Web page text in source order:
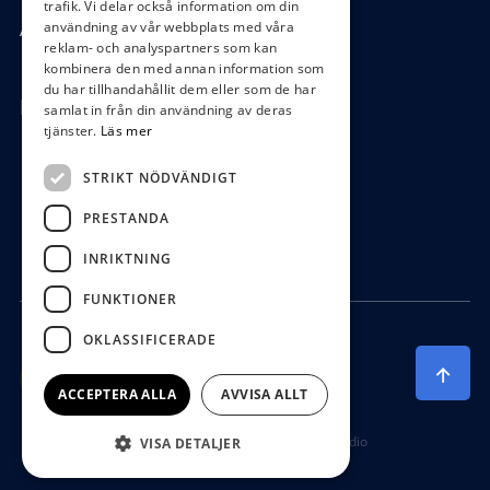
Ångra köp
Hör av dig
0472-104 80
boys@waterboys.se
Ekebogatan 15, 342 30 Alvesta
Producerad av Gota Media Brand Studio
trafik. Vi delar också information om din
användning av vår webbplats med våra
reklam- och analyspartners som kan
kombinera den med annan information som
du har tillhandahållit dem eller som de har
samlat in från din användning av deras
tjänster. Läs mer
STRIKT NÖDVÄNDIGT
PRESTANDA
INRIKTNING
FUNKTIONER
OKLASSIFICERADE
ACCEPTERA ALLA AVVISA ALLT
VISA DETALJER